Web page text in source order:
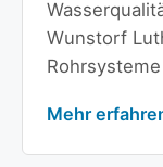
Wunstorf
Mehr